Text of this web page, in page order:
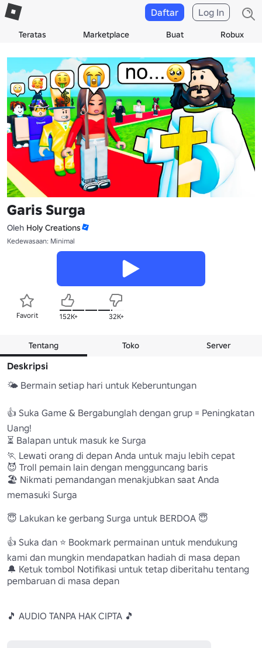
Teratas Marketplace Buat Robux
Daftar Log In
Garis Surga
Oleh Holy Creations
Kedewasaan: Minimal
Favorit 152K+ 32K+
Tentang Toko Server
Deskripsi
🌤️ Bermain setiap hari untuk Keberuntungan
👍 Suka Game & Bergabunglah dengan grup = Peningkatan
Uang!
⏳ Balapan untuk masuk ke Surga
🏃 Lewati orang di depan Anda untuk maju lebih cepat
😈 Troll pemain lain dengan mengguncang baris
🏖️ Nikmati pemandangan menakjubkan saat Anda
memasuki Surga
😇 Lakukan ke gerbang Surga untuk BERDOA 😇
👍 Suka dan ⭐ Bookmark permainan untuk mendukung
kami dan mungkin mendapatkan hadiah di masa depan
🔔 Ketuk tombol Notifikasi untuk tetap diberitahu tentang
pembaruan di masa depan
🎵 AUDIO TANPA HAK CIPTA 🎵